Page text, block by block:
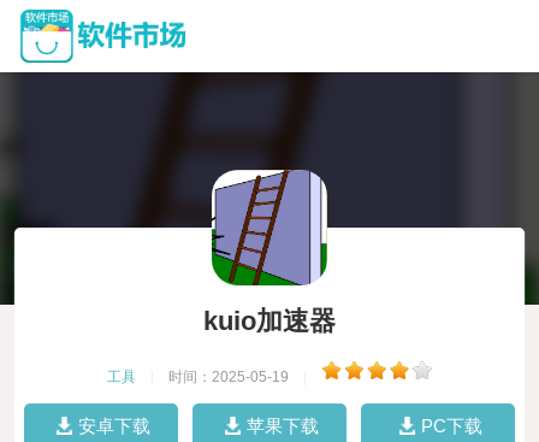
kuio加速器
工具 时间：2025-05-19
安卓下载 苹果下载 PC下载